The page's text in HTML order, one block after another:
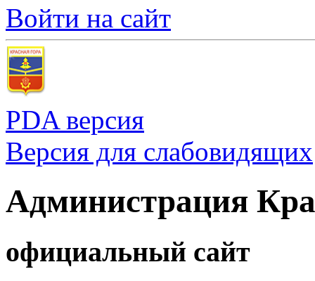
Войти на сайт
PDA версия
Версия для слабовидящих
Администрация
официальный сайт